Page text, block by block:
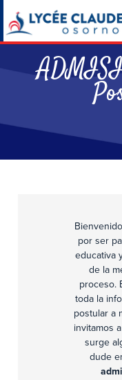
por ser
educativa
de la
proceso.
toda la
postular a
invitamos
surge
dude